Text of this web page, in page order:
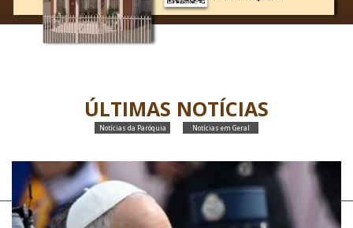
ÚLTIMAS NOTÍCIAS
Notícias da Paróquia Notícias em Geral